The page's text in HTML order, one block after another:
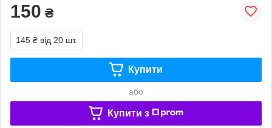
150 ₴
145 ₴ від 20 шт.
Купити
або
Купити з